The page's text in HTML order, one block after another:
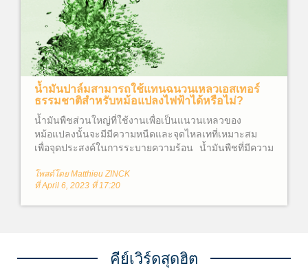
น้ำมันปาล์มสามารถใช้แทนฉนวนเหลวเอสเทอร์
ธรรมชาติสำหรับหม้อแปลงไฟฟ้าได้หรือไม่?
น้ำมันพืชส่วนใหญ่ที่ใช้งานเพื่อเป็นแนวนเหลวของ
หม้อแปลงนั้นจะมีมีความหนืดและจุดไหลเทที่เหมาะสม
เพื่อจุดประสงค์ในการระบายความร้อน น้ำมันพืชที่มีความ
อิ่มตัวเป็นส่วนใหญ่ ได้แก่ โอเลอิก (พันธะคู่ C=C 1 พันธะ)
ลิโนเลอิก (พันธะคู่ C=C 2 พันธะ) และไลโนเลนิก (พันธะ
โพสต์โดย Matthieu ZINCK
ที่ April 6, 2023 ที่ 17:20
คีย์เวิร์ดสุดฮิต